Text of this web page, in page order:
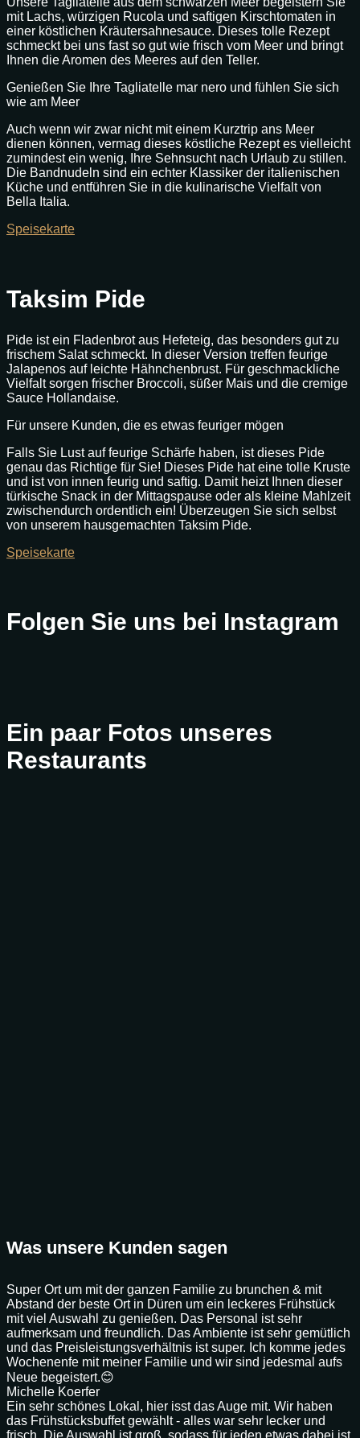
mit Lachs, würzigen Rucola und saftigen Kirschtomaten in
einer köstlichen Kräutersahnesauce. Dieses tolle Rezept
schmeckt bei uns fast so gut wie frisch vom Meer und bringt
Ihnen die Aromen des Meeres auf den Teller.
Genießen Sie Ihre Tagliatelle mar nero und fühlen Sie sich
wie am Meer
Auch wenn wir zwar nicht mit einem Kurztrip ans Meer
dienen können, vermag dieses köstliche Rezept es vielleicht
zumindest ein wenig, Ihre Sehnsucht nach Urlaub zu stillen.
Die Bandnudeln sind ein echter Klassiker der italienischen
Küche und entführen Sie in die kulinarische Vielfalt von
Bella Italia.
Speisekarte
Taksim Pide
Pide ist ein Fladenbrot aus Hefeteig, das besonders gut zu
frischem Salat schmeckt. In dieser Version treffen feurige
Jalapenos auf leichte Hähnchenbrust. Für geschmackliche
Vielfalt sorgen frischer Broccoli, süßer Mais und die cremige
Sauce Hollandaise.
Für unsere Kunden, die es etwas feuriger mögen
Falls Sie Lust auf feurige Schärfe haben, ist dieses Pide
genau das Richtige für Sie! Dieses Pide hat eine tolle Kruste
und ist von innen feurig und saftig. Damit heizt Ihnen dieser
türkische Snack in der Mittagspause oder als kleine Mahlzeit
zwischendurch ordentlich ein! Überzeugen Sie sich selbst
von unserem hausgemachten Taksim Pide.
Speisekarte
Folgen Sie uns bei Instagram
Ein paar Fotos unseres
Restaurants
Was unsere Kunden sagen
Super Ort um mit der ganzen Familie zu brunchen & mit
Abstand der beste Ort in Düren um ein leckeres Frühstück
mit viel Auswahl zu genießen. Das Personal ist sehr
aufmerksam und freundlich. Das Ambiente ist sehr gemütlich
und das Preisleistungsverhältnis ist super. Ich komme jedes
Wochenenfe mit meiner Familie und wir sind jedesmal aufs
Neue begeistert.😊
Michelle Koerfer
Ein sehr schönes Lokal, hier isst das Auge mit. Wir haben
das Frühstücksbuffet gewählt - alles war sehr lecker und
frisch. Die Auswahl ist groß, sodass für jeden etwas dabei ist.